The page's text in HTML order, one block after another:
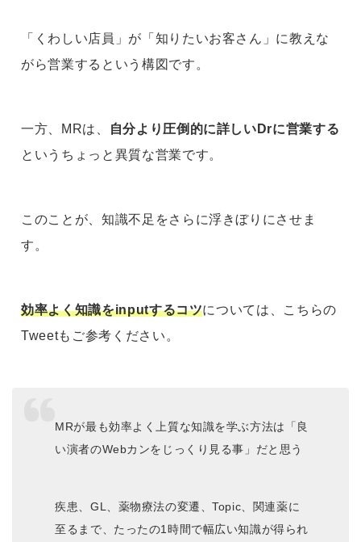
「くわしい店員」が「知りたいお客さん」に教えな
がら営業するという構図です。
一方、MRは、
自分より圧倒的に詳しいDrに営業する
というちょっと異質な営業です。
このことが、知識不足をさらに浮きぼりにさせま
す。
効率よく知識をinputするコツについては、こちらの
Tweetもご参考ください。
MRが最も効率よく上質な知識を学ぶ方法は「良
い演者のWebカンをじっくり見る事」だと思う
疾患、GL、薬物療法の変遷、Topic、関連薬に
至るまで、たったの1時間で幅広い知識が得られ